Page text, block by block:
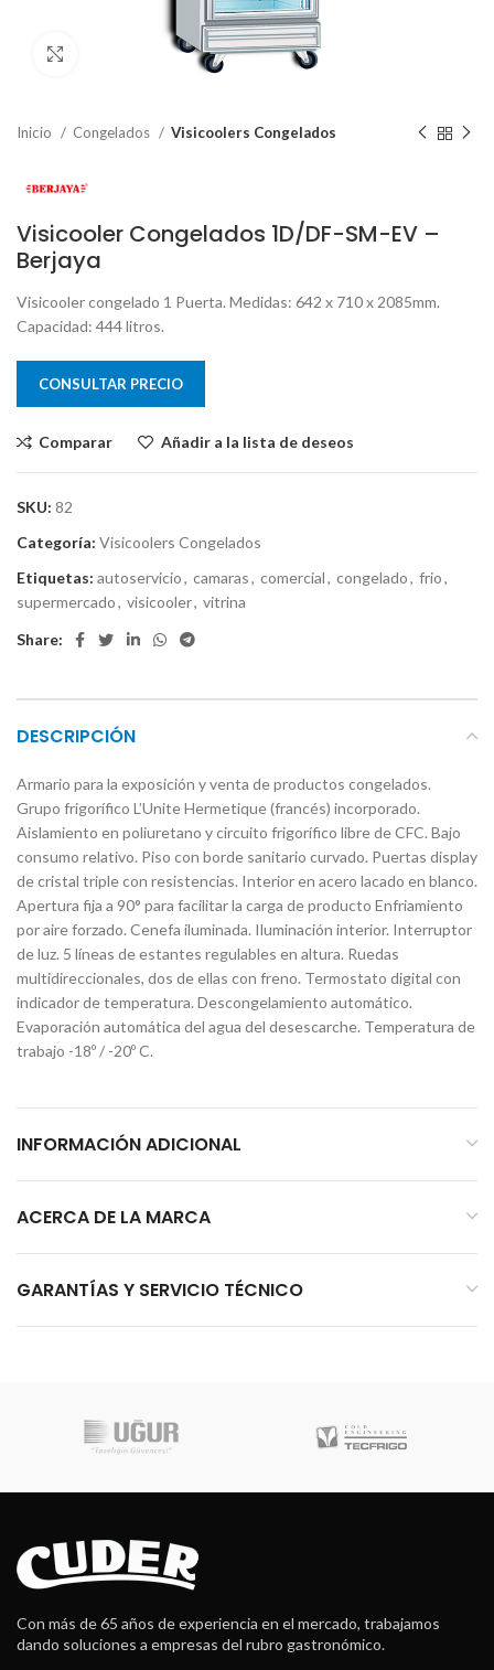
Clic para ampliar
Inicio Congelados Visicoolers Congelados
Visicooler Congelados 1D/DF-SM-EV –
Berjaya
Visicooler congelado 1 Puerta. Medidas: 642 x 710 x 2085mm.
Capacidad: 444 litros.
CONSULTAR PRECIO
Comparar Añadir a la lista de deseos
SKU: 82
Categoría: Visicoolers Congelados
Etiquetas: autoservicio, camaras, comercial, congelado, frio,
supermercado, visicooler, vitrina
Share:
DESCRIPCIÓN
Armario para la exposición y venta de productos congelados.
Grupo frigorífico L’Unite Hermetique (francés) incorporado.
Aislamiento en poliuretano y circuito frigorífico libre de CFC. Bajo
consumo relativo. Piso con borde sanitario curvado. Puertas display
de cristal triple con resistencias. Interior en acero lacado en blanco.
Apertura fija a 90° para facilitar la carga de producto Enfriamiento
por aire forzado. Cenefa iluminada. Iluminación interior. Interruptor
de luz. 5 líneas de estantes regulables en altura. Ruedas
multidireccionales, dos de ellas con freno. Termostato digital con
indicador de temperatura. Descongelamiento automático.
Evaporación automática del agua del desescarche. Temperatura de
trabajo -18º / -20º C.
INFORMACIÓN ADICIONAL
ACERCA DE LA MARCA
GARANTÍAS Y SERVICIO TÉCNICO
Con más de 65 años de experiencia en el mercado, trabajamos
dando soluciones a empresas del rubro gastronómico.